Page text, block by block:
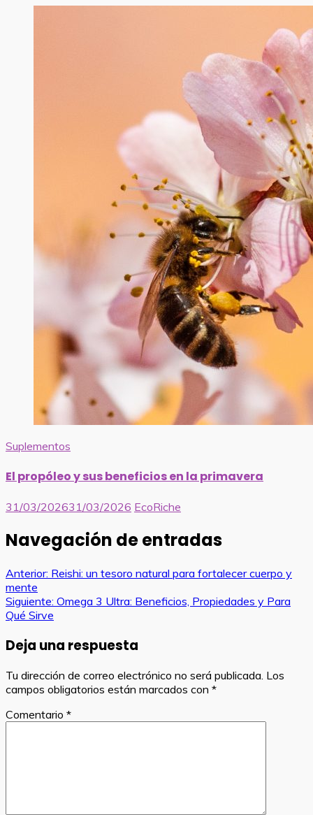
Suplementos
El propóleo y sus beneficios en la primavera
31/03/202631/03/2026 EcoRiche
Navegación de entradas
Anterior: Reishi: un tesoro natural para fortalecer cuerpo y
mente
Siguiente: Omega 3 Ultra: Beneficios, Propiedades y Para
Qué Sirve
Deja una respuesta
Tu dirección de correo electrónico no será publicada. Los
campos obligatorios están marcados con *
Comentario *